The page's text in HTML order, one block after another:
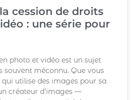
cession de droits
: une série pour
photo et vidéo est un sujet
souvent méconnu. Que vous
utilise des images pour sa
créateur d’images —